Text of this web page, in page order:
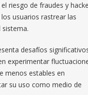
riesgo de fraudes y
usuarios rastrear las
desafíos
experimentar
menos estables en
su uso como medio de